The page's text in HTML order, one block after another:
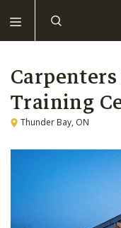
Training
Thunder Bay, ON